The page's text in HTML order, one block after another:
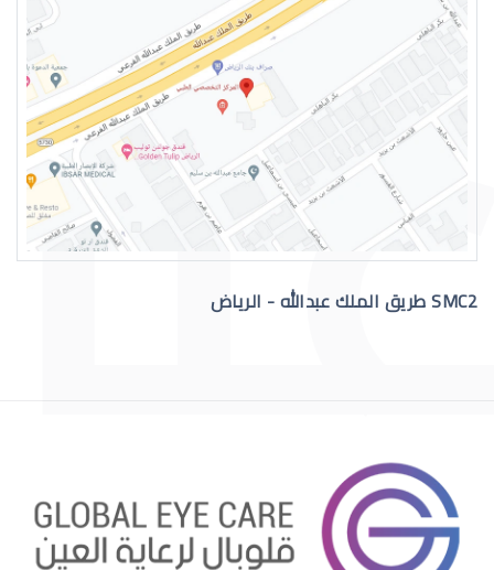
رقم دكتور عيون للاستشاره
افضل دكتور عيون اطفال بالرياض
SMC2 طريق الملك عبدالله - الرياض